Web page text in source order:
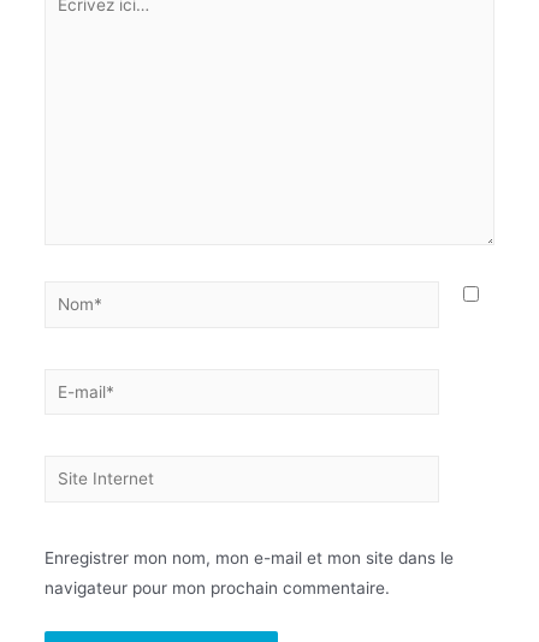
Enregistrer mon nom, mon e-mail et mon site dans le
navigateur pour mon prochain commentaire.